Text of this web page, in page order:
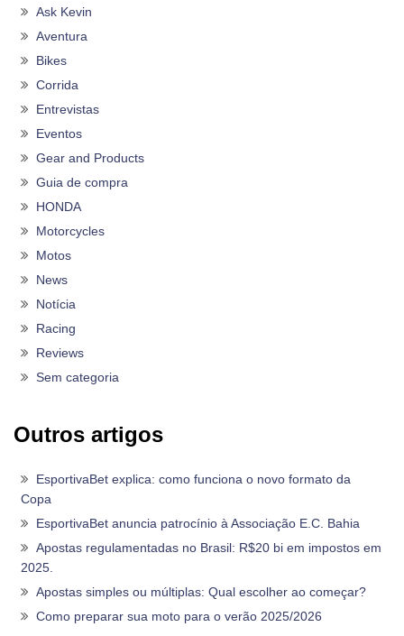
Ask Kevin
Aventura
Bikes
Corrida
Entrevistas
Eventos
Gear and Products
Guia de compra
HONDA
Motorcycles
Motos
News
Notícia
Racing
Reviews
Sem categoria
Outros artigos
EsportivaBet explica: como funciona o novo formato da
Copa
EsportivaBet anuncia patrocínio à Associação E.C. Bahia
Apostas regulamentadas no Brasil: R$20 bi em impostos em
2025.
Apostas simples ou múltiplas: Qual escolher ao começar?
Como preparar sua moto para o verão 2025/2026